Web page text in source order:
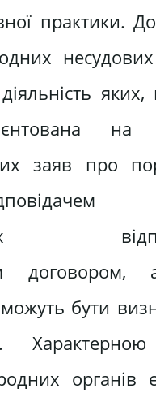
практики.
на
заяв про
договором,
бути